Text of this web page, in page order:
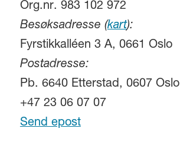
Org.nr. 983 102 972
Besøksadresse (kart):
Fyrstikkalléen 3 A, 0661 Oslo
Postadresse:
Pb. 6640 Etterstad, 0607 Oslo
+47 23 06 07 07
Send epost